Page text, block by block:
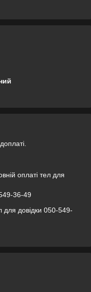
оплаті тел для
36-49
для довідки 050-549-